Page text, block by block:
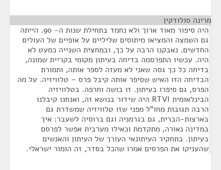
מרינה סולודקין
היה סיפור מאוד ארוך ולא נחמד בתחילת שנות ה- 90. הייתה
גם השמצה והמציאו מיתוסים שליליים על אופיים של העולים
החדשים. נאבקנו הרבה על כך, ובמחצית השנייה כמעט לא
היה. עכשיו התפרסמה בדיחה בעיתון מקומי בקריית שמונה,
בדיחה כל כך גסה שאני לא מעזה לספר אותה, ותמורת
הבדיחה הזו האיש שסיפר אותה קיבל פרס – טלוויזיה. על מה
הפרס, גם סיפרו בעיתון. זו בושה וחרפה. בטלוויזיה
הבינלאומית RTVI היה שידור בנושא זה, ואנחנו קיבלנו
הרבה תגובות מחו"ל מפני שזו טלוויזיה שמשדרת גם
בארצות-הברית, גם בגרמניה וגם ברוסיה לשעבר: איך
במדינה נאורה, מתקדמת וכאילו מערבית אפשר לפרסם
בעיתון. בתחקיר העיתונאי העורך של העיתון והאנשים
שהעניקו את הפרסים אמרו שהכל בסדר, זה הומור ישראלי.